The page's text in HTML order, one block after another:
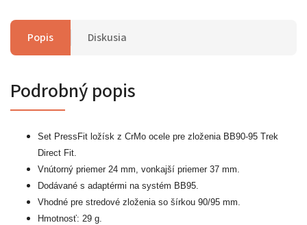
Popis Diskusia
Podrobný popis
Set PressFit ložísk z CrMo ocele pre zloženia BB90-95 Trek
Direct Fit.
Vnútorný priemer 24 mm, vonkajší priemer 37 mm.
Dodávané s adaptérmi na systém BB95.
Vhodné pre stredové zloženia so šírkou 90/95 mm.
Hmotnosť: 29 g.